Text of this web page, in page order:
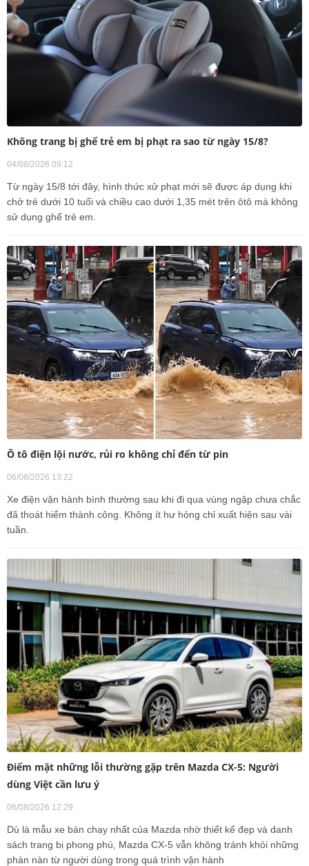
Không trang bị ghế trẻ em bị phạt ra sao từ ngày 15/8?
04/08/2026 09:12
Từ ngày 15/8 tới đây, hình thức xử phạt mới sẽ được áp dụng khi
chở trẻ dưới 10 tuổi và chiều cao dưới 1,35 mét trên ôtô mà không
sử dụng ghế trẻ em.
Ô tô điện lội nước, rủi ro không chỉ đến từ pin
06/08/2026 13:22
Xe điện vận hành bình thường sau khi đi qua vùng ngập chưa chắc
đã thoát hiểm thành công. Không ít hư hỏng chỉ xuất hiện sau vài
tuần.
Điểm mặt những lỗi thường gặp trên Mazda CX-5: Người
dùng Việt cần lưu ý
06/08/2026 12:29
Dù là mẫu xe bán chạy nhất của Mazda nhờ thiết kế đẹp và danh
sách trang bị phong phú, Mazda CX-5 vẫn không tránh khỏi những
phàn nàn từ người dùng trong quá trình vận hành